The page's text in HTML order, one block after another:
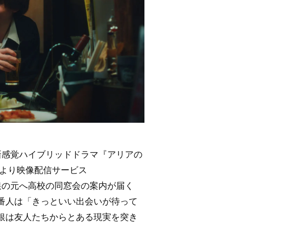
覚ハイブリッドドラマ『アリアの
り映像配信サービス
元へ高校の同窓会の案内が届く
は「きっといい出会いが待って
友人たちからとある現実を突き